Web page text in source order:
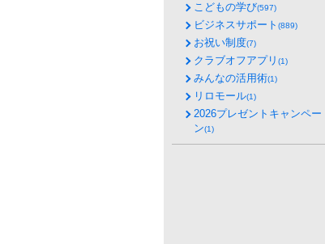
こどもの学び(597)
ビジネスサポート (889)
お祝い制度(7)
クラブオフアプリ (1)
みんなの活用術(1)
リロモール(1)
2026プレゼントキャンペー
ン(1)